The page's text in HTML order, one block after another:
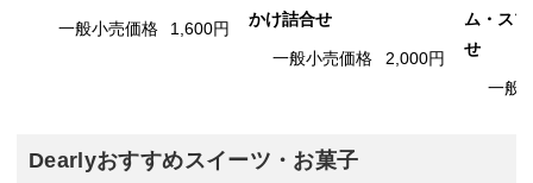
一般小売価格 1,600円
かけ詰合せ
一般小売価格 2,000円
ム・ス
せ
一般
Dearlyおすすめスイーツ・お菓子